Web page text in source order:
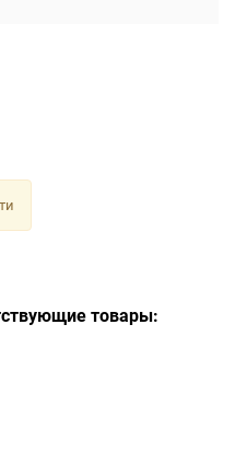
товары: